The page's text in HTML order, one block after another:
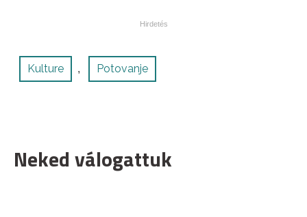
Kulture , Potovanje
Neked válogattuk